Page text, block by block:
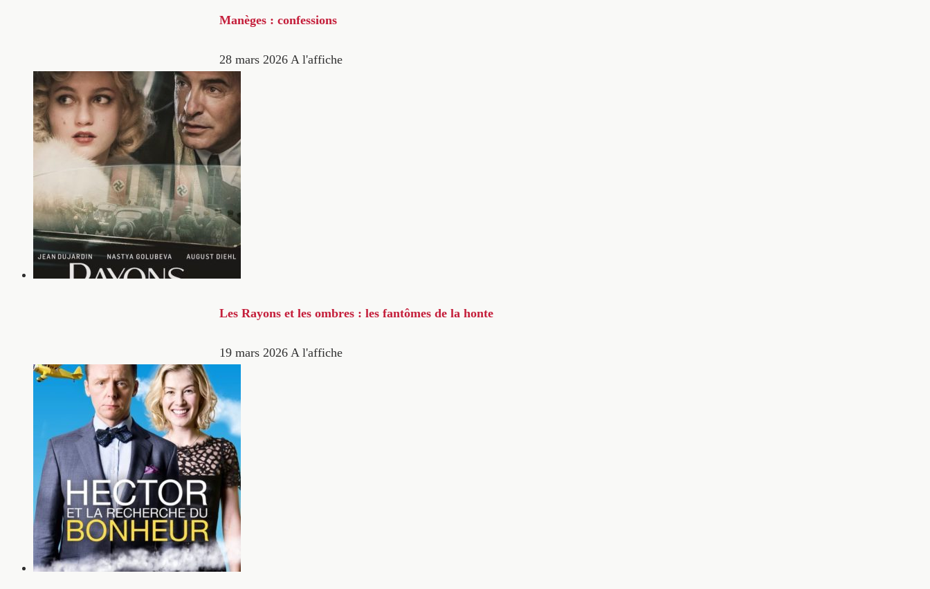
Manèges : confessions
28 mars 2026 A l'affiche
Les Rayons et les ombres : les fantômes de la honte
19 mars 2026 A l'affiche